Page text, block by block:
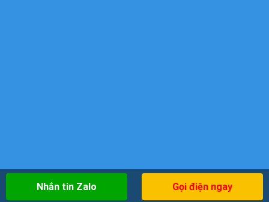
Nhắn tin Zalo Gọi điện ngay